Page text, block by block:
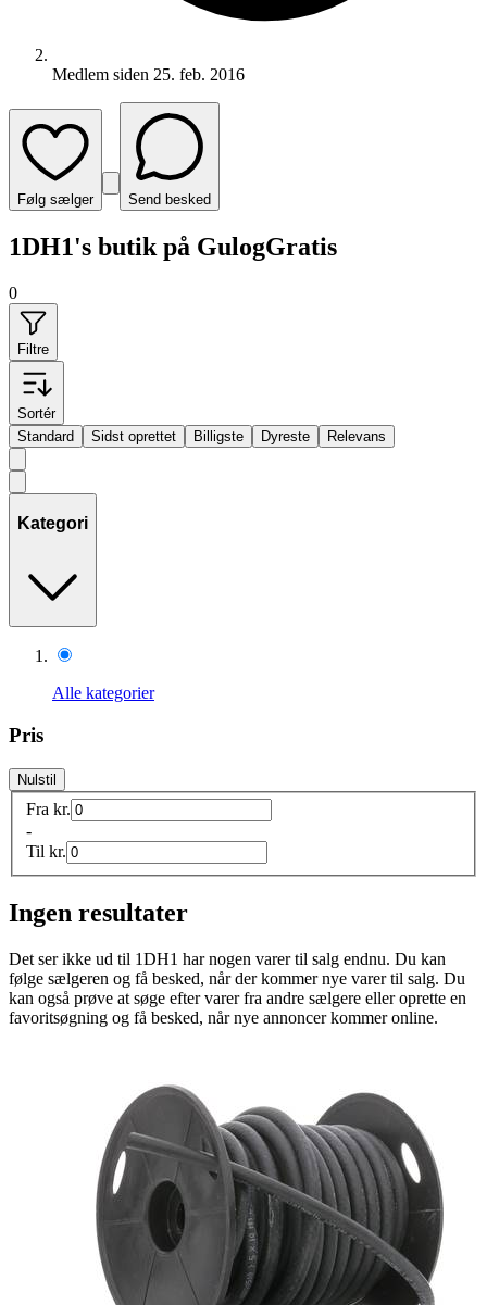
Medlem siden 25. feb. 2016
Følg sælger Send besked
1DH1's butik på GulogGratis
0
Filtre
Sortér
Standard
Sidst oprettet Billigste Dyreste Relevans
Kategori
Alle kategorier
Pris
Nulstil
Fra kr.
-
Til kr.
Ingen resultater
Det ser ikke ud til 1DH1 har nogen varer til salg endnu. Du kan
følge sælgeren og få besked, når der kommer nye varer til salg. Du
kan også prøve at søge efter varer fra andre sælgere eller oprette en
favoritsøgning og få besked, når nye annoncer kommer online.